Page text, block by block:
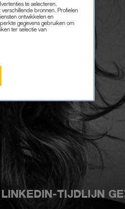
TIJDLIJN
te selecteren.
bronnen. Profielen
ontwikkelen en
gegevens gebruiken om
ter selectie van